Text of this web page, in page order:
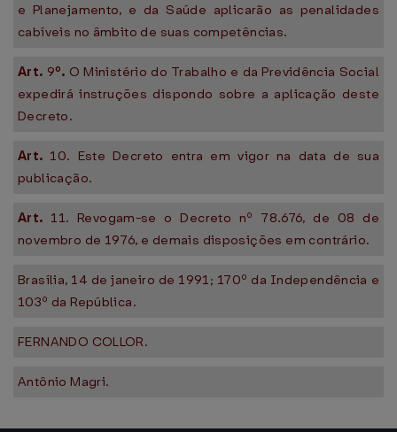
e Planejamento, e da Saúde aplicarão as penalidades
cabíveis no âmbito de suas competências.
Art. 9º. O Ministério do Trabalho e da Previdência Social
expedirá instruções dispondo sobre a aplicação deste
Decreto.
Art. 10. Este Decreto entra em vigor na data de sua
publicação.
Art. 11. Revogam-se o Decreto nº 78.676, de 08 de
novembro de 1976, e demais disposições em contrário.
Brasília, 14 de janeiro de 1991; 170º da Independência e
103º da República.
FERNANDO COLLOR.
Antônio Magri.